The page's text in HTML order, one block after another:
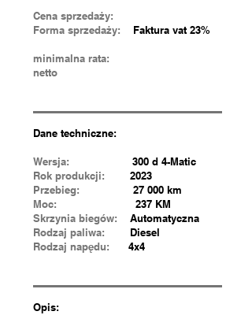
Cena sprzedaży:
Forma sprzedaży:
Faktura vat 23%
minimalna rata:
netto
Dane techniczne:
Wersja: 300 d 4-Matic
Rok produkcji:
2023
Przebieg: 27 000 km
Moc: 237 KM
Skrzynia biegów:
Automatyczna
Rodzaj paliwa: Diesel
Rodzaj napędu: 4x4
Opis: